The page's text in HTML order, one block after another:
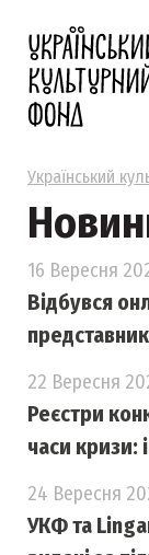
Український
16 Вересня
Відбувся
22 Вересня
Реєстри
часи кризи:
24 Вересня
УКФ та